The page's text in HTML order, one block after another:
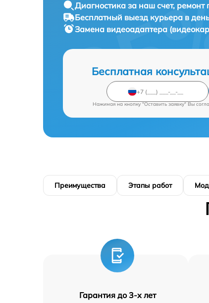
Диагностика за наш счет, ремонт
Бесплатный выезд курьера в
Замена видеоадаптера
Бесплатная
Нажимая на кнопку "Оставить заявку" Вы
Преимущества Этапы работ
Гарантия до 3-х лет